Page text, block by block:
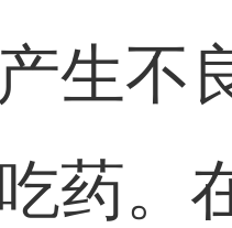
生不
药。